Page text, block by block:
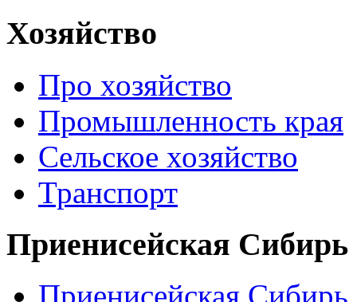
Хозяйство
Про хозяйство
Промышленность края
Сельское хозяйство
Транспорт
Приенисейская Сибирь